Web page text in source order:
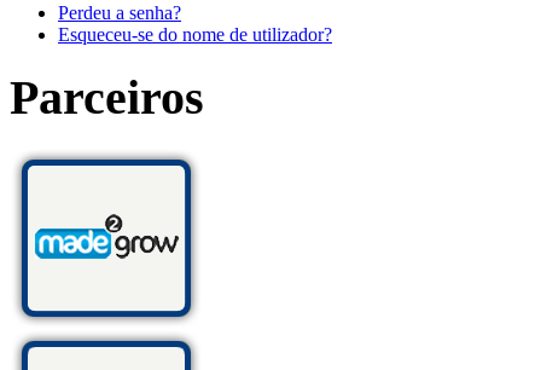
Perdeu a senha?
Esqueceu-se do nome de utilizador?
Parceiros